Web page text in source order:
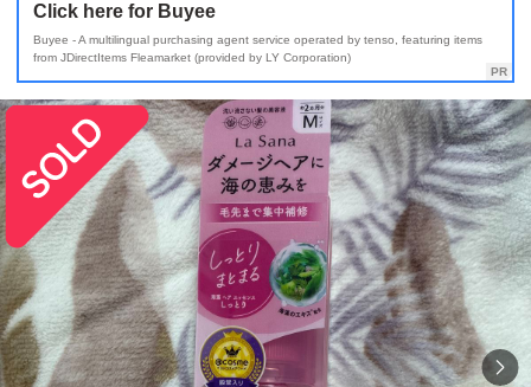
Click here for Buyee
Buyee - A multilingual purchasing agent service operated by tenso, featuring items
from JDirectItems Fleamarket (provided by LY Corporation)